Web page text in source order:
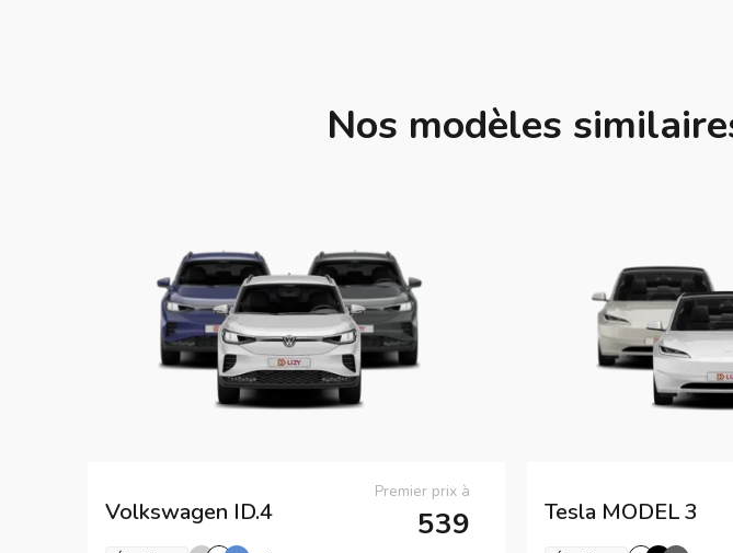
Nos modèles
Volkswagen ID.4
Premier prix à
539 Tesla MODEL 3